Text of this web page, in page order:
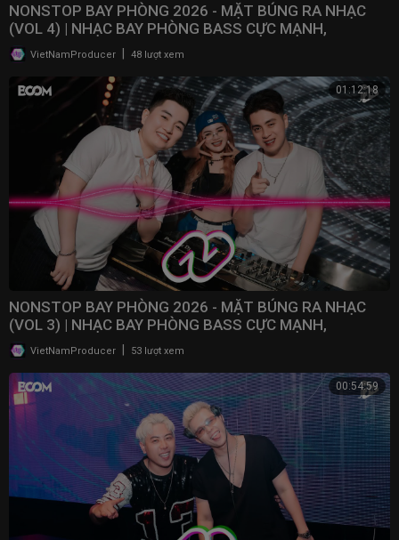
NONSTOP BAY PHÒNG 2026 - MẶT BÚNG RA NHẠC
(VOL 4) | NHẠC BAY PHÒNG BASS CỰC MẠNH,
NONSTOP 2025
VietNamProducer 48 lượt xem
01:12:18
NONSTOP BAY PHÒNG 2026 - MẶT BÚNG RA NHẠC
(VOL 3) | NHẠC BAY PHÒNG BASS CỰC MẠNH,
NONSTOP 2025
VietNamProducer | 53 lượt xem
00:54:59